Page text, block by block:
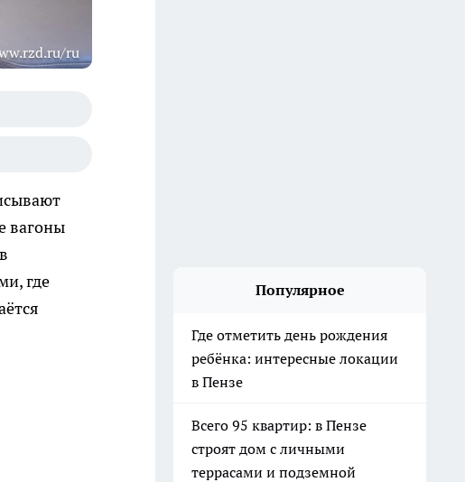
ru
вагоны
где
Популярное
Где отметить день рождения
ребёнка: интересные локации
в Пензе
Всего 95 квартир: в Пензе
строят дом с личными
террасами и подземной